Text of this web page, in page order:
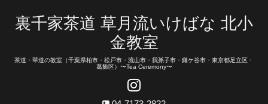
裏千家茶道 草月流いけばな 北小
金教室
茶道・華道の教室（千葉県柏市・松戸市・流山市・我孫子市・鎌ケ谷市・東京都足立区・
葛飾区）〜Tea Ceremony〜